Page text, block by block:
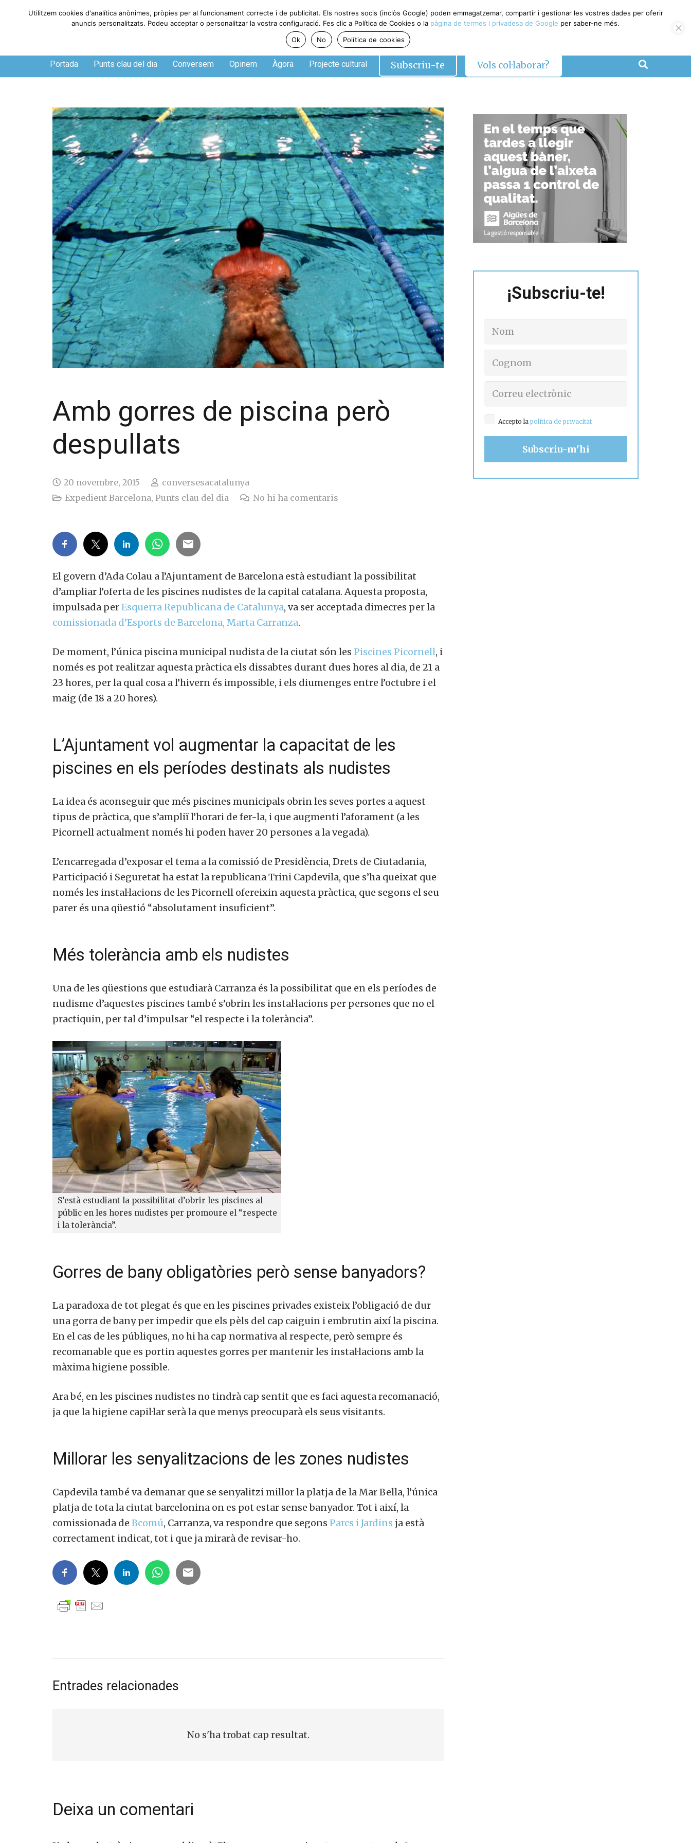
Dissabte, 8 de agosto de 2026
Portada Punts clau del dia Conversem Opinem Àgora Projecte cultural Subscriu-te Vols col·laborar?
Amb gorres de piscina però
despullats
20 novembre, 2015
conversesacatalunya
Expedient Barcelona,Punts clau del dia No hi ha comentaris
El govern d’Ada Colau a l’Ajuntament de Barcelona està estudiant la possibilitat
d’ampliar l’oferta de les piscines nudistes de la capital catalana. Aquesta proposta,
impulsada perEsquerra Republicana de Catalunya, va ser acceptada dimecres per la
comissionada d’Esports de Barcelona, Marta Carranza.
De moment, l’única piscina municipal nudista de la ciutat són les Piscines Picornell, i
només es pot realitzar aquesta pràctica els dissabtes durant dues hores al dia, de 21 a
23 hores, per la qual cosa a l’hivern és impossible, i els diumenges entre l’octubre i el
maig (de 18 a 20 hores).
L’Ajuntament vol augmentar la capacitat de les
piscines en els períodes destinats als nudistes
La idea és aconseguir que més piscines municipals obrin les seves portes a aquest
tipus de pràctica, que s’ampliï l’horari de fer-la, i que augmenti l’aforament (a les
Picornell actualment només hi poden haver 20 persones a la vegada).
L’encarregada d’exposar el tema a la comissió de Presidència, Drets de Ciutadania,
Participació i Seguretat ha estat la republicana Trini Capdevila, que s’ha queixat que
només les instal·lacions de les Picornell ofereixin aquesta pràctica, que segons el seu
parer és una qüestió “absolutament insuficient”.
Més tolerància amb els nudistes
Una de les qüestions que estudiarà Carranza és la possibilitat que en els períodes de
nudisme d’aquestes piscines també s’obrin les instal·lacions per persones que no el
practiquin, per tal d’impulsar “el respecte i la tolerància”.
S’està estudiant la possibilitat d’obrir les piscines al
públic en les hores nudistes per promoure el “respecte
i la tolerància”.
Gorres de bany obligatòries però sense banyadors?
La paradoxa de tot plegat és que en les piscines privades existeix l’obligació de dur
una gorra de bany per impedir que els pèls del cap caiguin i embrutin així la piscina.
En el cas de les públiques, no hi ha cap normativa al respecte, però sempre és
recomanable que es portin aquestes gorres per mantenir les instal·lacions amb la
màxima higiene possible.
Ara bé, en les piscines nudistes no tindrà cap sentit que es faci aquesta recomanació,
ja que la higiene capil·lar serà la que menys preocuparà els seus visitants.
Millorar les senyalitzacions de les zones nudistes
Capdevila també va demanar que se senyalitzi millor la platja de la Mar Bella, l’única
platja de tota la ciutat barcelonina on es pot estar sense banyador. Tot i així, la
comissionada de Bcomú, Carranza, va respondre que segons Parcs i Jardins ja està
correctament indicat, tot i que ja mirarà de revisar-ho.
Entrades relacionades
No s'ha trobat cap resultat.
Deixa un comentari
¡Subscriu-te!
Accepto lapolítica de privacitat
Utilitzem cookies d'analítica anònimes, pròpies per al funcionament correcte i de publicitat. Els nostres socis (inclòs Google) poden emmagatzemar, compartir i gestionar les vostres dades per oferir
anuncis personalitzats. Podeu acceptar o personalitzar la vostra configuració. Fes clic a Política de Cookies o la pàgina de termes i privadesa de Google per saber-ne més.
Ok
No Política de cookies